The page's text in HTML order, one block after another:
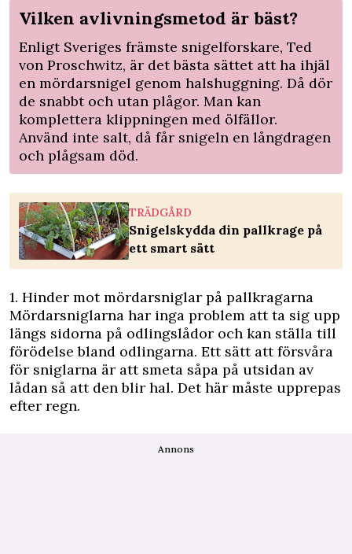
Vilken avlivningsmetod är bäst?
Enligt Sveriges främste snigelforskare, Ted
von Proschwitz, är det bästa sättet att ha ihjäl
en mördarsnigel genom halshuggning. Då dör
de snabbt och utan plågor. Man kan
komplettera klippningen med ölfällor.
Använd inte salt, då får snigeln en långdragen
och plågsam död.
TRÄDGÅRD
Snigelskydda din pallkrage på
ett smart sätt
1. Hinder mot mördarsniglar på pallkragarna
Mördarsniglarna har inga problem att ta sig upp
längs sidorna på odlingslådor och kan ställa till
förödelse bland odlingarna. Ett sätt att försvåra
för sniglarna är att smeta såpa på utsidan av
lådan så att den blir hal. Det här måste upprepas
efter regn.
Annons